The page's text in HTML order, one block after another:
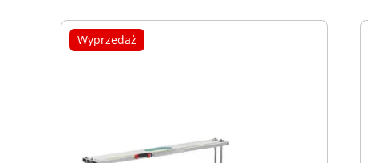
Wyprzedaż